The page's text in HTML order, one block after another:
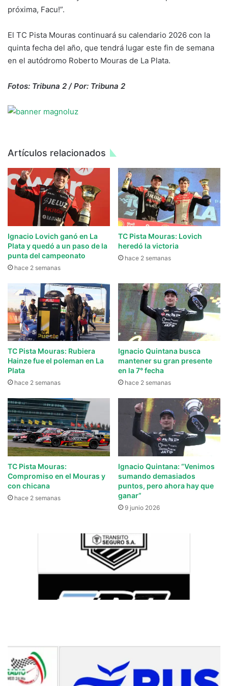
próxima, Facu!”.
El TC Pista Mouras continuará su calendario 2026 con la
quinta fecha del año, que tendrá lugar este fin de semana
en el autódromo Roberto Mouras de La Plata.
Fotos: Tribuna 2 / Por: Tribuna 2
Artículos relacionados
Ignacio Lovich ganó en La
Plata y quedó a un paso de la
punta del campeonato
hace 2 semanas
TC Pista Mouras: Lovich
heredó la victoria
hace 2 semanas
TC Pista Mouras: Rubiera
Hainze fue el poleman en La
Plata
hace 2 semanas
Ignacio Quintana busca
mantener su gran presente
en la 7° fecha
hace 2 semanas
TC Pista Mouras:
Compromiso en el Mouras y
con chicana
hace 2 semanas
Ignacio Quintana: “Venimos
sumando demasiados
puntos, pero ahora hay que
ganar”
9 junio 2026